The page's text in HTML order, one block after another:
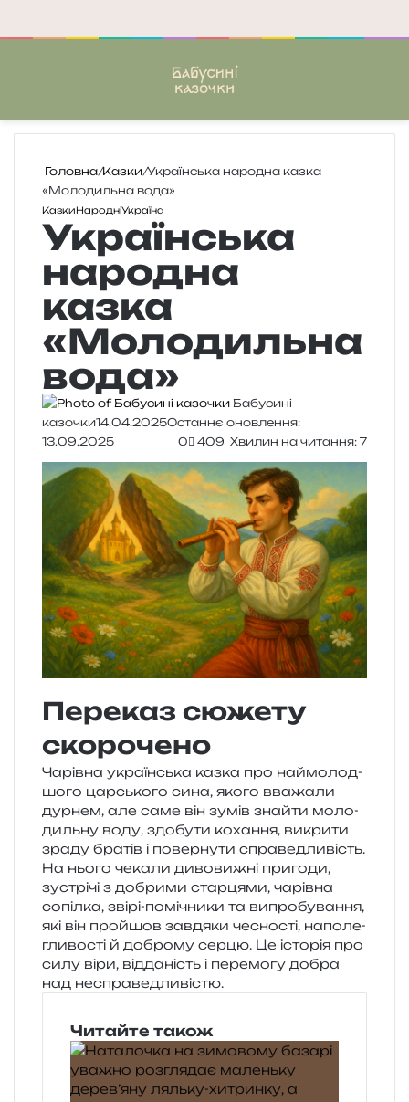
Головна/Казки/Українська народна казка
«Молодильна вода»
КазкиНародніУкраїна
Українська
народна
казка
«Молодильна
вода»
Бабусині
казочки14.04.2025Останнє оновлення:
13.09.2025
0 409 Хвилин на читання: 7
Переказ сюжету
скорочено
Чарівна укра­їн­ська казка про най­мо­лод­
шо­го цар­сько­го сина, якого вва­жа­ли
дур­нем, але саме він зумів зна­йти моло­
диль­ну воду, здо­бу­ти коха­н­ня, викри­ти
зраду бра­тів і повер­ну­ти спра­ве­дли­вість.
На нього чека­ли диво­ви­жні при­го­ди,
зустрі­чі з добри­ми стар­ця­ми, чарів­на
сопіл­ка, звірі-помі­чни­ки та випро­бу­ва­н­ня,
які він про­йшов зав­дя­ки чесно­сті, напо­ле­
гли­во­сті й добро­му серцю. Це істо­рія про
силу віри, від­да­ність і пере­мо­гу добра
над несправедливістю.
Читайте також